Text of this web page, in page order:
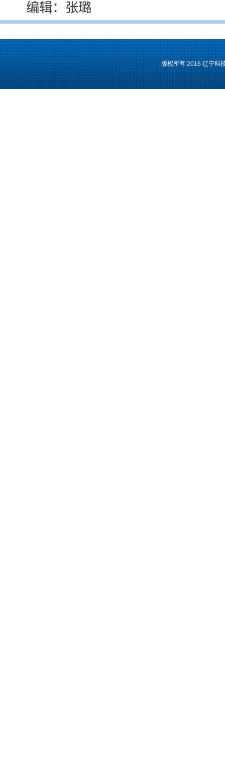
编辑：张璐
版权所有 2016 辽宁